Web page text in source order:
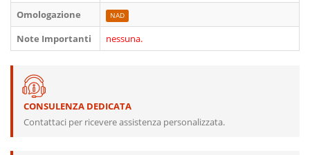
Omologazione
NAD
Note Importanti nessuna.
CONSULENZA DEDICATA
Contattaci per ricevere assistenza personalizzata.